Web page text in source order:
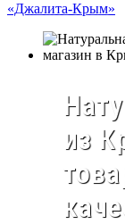
«Джалита-Крым»
из